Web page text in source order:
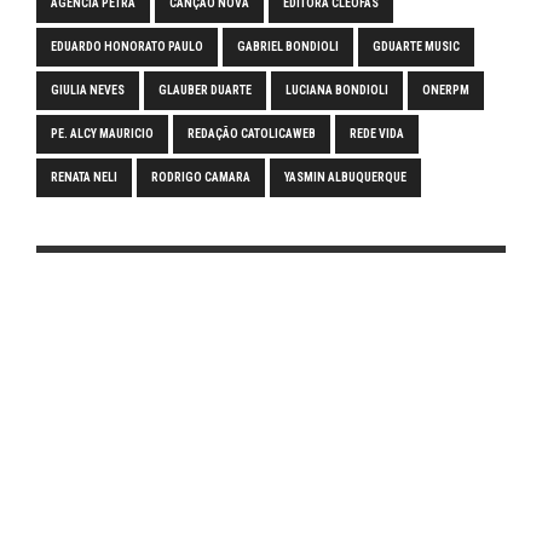
AGÊNCIA PETRA CANÇÃO NOVA EDITORA CLÉOFAS
EDUARDO HONORATO PAULO GABRIEL BONDIOLI GDUARTE MUSIC
GIULIA NEVES GLAUBER DUARTE LUCIANA BONDIOLI ONERPM
PE. ALCY MAURICIO REDAÇÃO CATOLICAWEB REDE VIDA
RENATA NELI RODRIGO CAMARA YASMIN ALBUQUERQUE